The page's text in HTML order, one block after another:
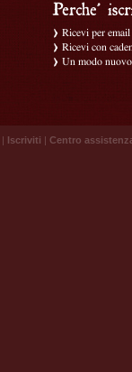
Ricevi per
Ricevi con
Un modo
| Iscriviti | Centro